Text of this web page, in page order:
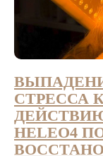
СТРЕССА
HELEO4
5.0
И
БОЛЕЕ